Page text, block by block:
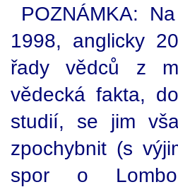
POZNÁMKA:
1998, anglicky
řady vědců z
vědecká fakta,
studií, se jim
zpochybnit (s
spor o